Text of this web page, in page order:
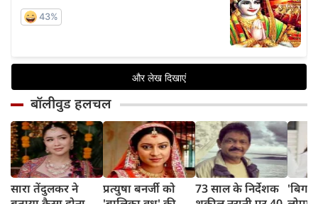
बॉलीवुड हलचल
सारा तेंदुलकर ने
प्रत्युषा बनर्जी को
73 साल के निर्देशक 'बिग